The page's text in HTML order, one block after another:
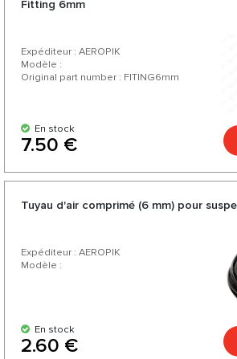
Fitting 6mm
Expéditeur : AEROPIK
Modèle :
Original part number : FITING6mm
En stock
7.50 €
Tuyau d'air comprimé (6 mm) pour
Expéditeur : AEROPIK
Modèle :
En stock
2.60 €